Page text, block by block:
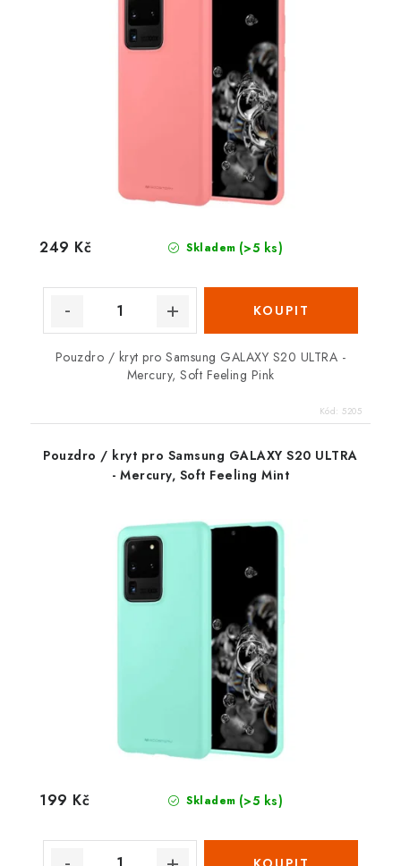
Skladem (>5 ks)
249 Kč
Pouzdro / kryt pro Samsung GALAXY S20 ULTRA -
Mercury, Soft Feeling Pink
Kód: 5205
Pouzdro / kryt pro Samsung GALAXY S20 ULTRA
- Mercury, Soft Feeling Mint
Skladem (>5 ks)
199 Kč